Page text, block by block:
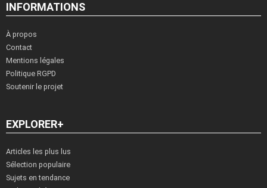
INFORMATIONS
À propos
Contact
Mentions légales
Politique RGPD
Soutenir le projet
EXPLORER+
Articles les plus lus
Sélection populaire
Sujets en tendance